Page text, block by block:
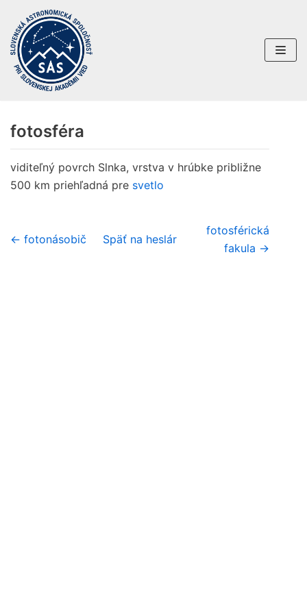
Preskočiť
na
obsah
fotosféra
viditeľný povrch Slnka, vrstva v hrúbke približne
500 km priehľadná pre svetlo
← fotonásobič Späť na heslár
fotosférická
fakula →